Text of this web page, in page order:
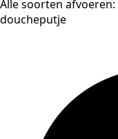
Alle soorten
doucheputje